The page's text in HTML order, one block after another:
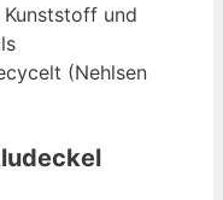
Kunststoff und
(Nehlsen